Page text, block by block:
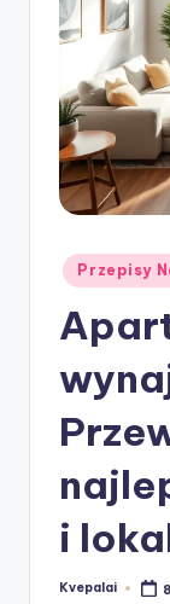
Posted
in
Przepisy
i
Posted
Kvepalai